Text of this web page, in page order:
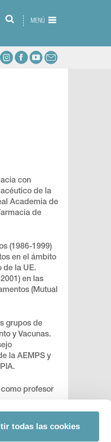
todas las cookies
MENÚ
con
de la
Academia de
de
(1986-1999)
en el ámbito
de la UE.
en las
(Mutual
grupos de
y Vacunas.
la AEMPS y
profesor